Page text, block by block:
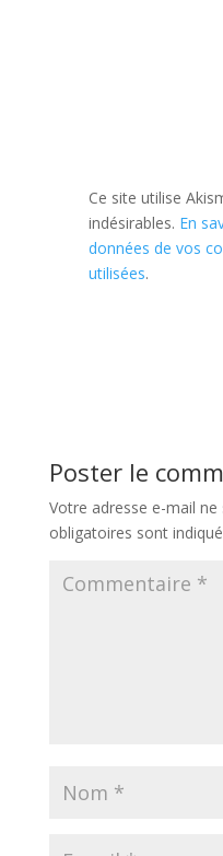
Ce site utilise
indésirables. En
données de vos
utilisées.
Poster le
Votre adresse e-mail ne
obligatoires sont